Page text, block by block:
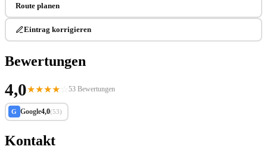
Route planen
Eintrag korrigieren
Bewertungen
4,0★★★★ 53 Bewertungen
G Google4,0(53)
Kontakt